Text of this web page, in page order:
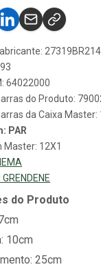
64022000
do Produto:
da Caixa
PAR
Master: 12X1
GRENDENE
do Produto
10cm
25cm